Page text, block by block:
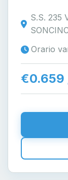
S.S. 235
Orario
€0.659